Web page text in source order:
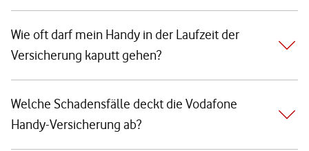
Wie oft darf mein Handy in der Laufzeit der
Versicherung kaputt gehen?
Welche Schadensfälle deckt die Vodafone
Handy-Versicherung ab?